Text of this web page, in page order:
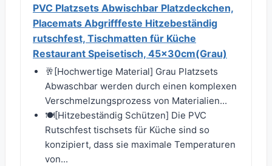
PVC Platzsets Abwischbar Platzdeckchen,
Placemats Abgrifffeste Hitzebeständig
rutschfest, Tischmatten für Küche
Restaurant Speisetisch, 45x30cm(Grau)
🥂[Hochwertige Material] Grau Platzsets
Abwaschbar werden durch einen komplexen
Verschmelzungsprozess von Materialien...
🍽[Hitzebeständig Schützen] Die PVC
Rutschfest tischsets für Küche sind so
konzipiert, dass sie maximale Temperaturen
von...